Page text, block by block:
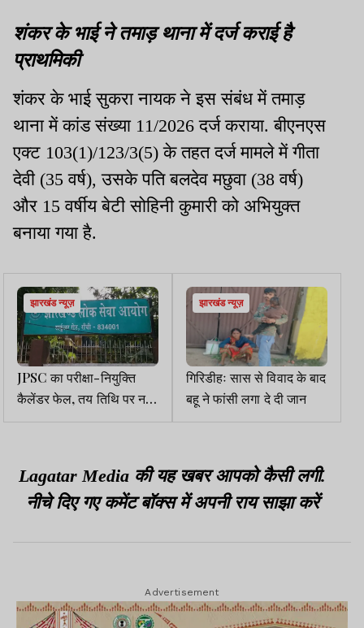
शंकर के भाई ने तमाड़ थाना में दर्ज कराई है
प्राथमिकी
शंकर के भाई सुकरा नायक ने इस संबंध में तमाड़
थाना में कांड संख्या 11/2026 दर्ज कराया. बीएनएस
एक्ट 103(1)/123/3(5) के तहत दर्ज मामले में गीता
देवी (35 वर्ष), उसके पति बलदेव मछुवा (38 वर्ष)
और 15 वर्षीय बेटी सोहिनी कुमारी को अभियुक्त
बनाया गया है.
झारखंड न्यूज़
JPSC का परीक्षा-नियुक्ति
कैलेंडर फेल, तय तिथि पर नहीं
हो रही प्रक्रिया
झारखंड न्यूज़
गिरिडीहः सास से विवाद के बाद
बहू ने फांसी लगा दे दी जान
Lagatar Media की यह खबर आपको कैसी लगी.
नीचे दिए गए कमेंट बॉक्स में अपनी राय साझा करें
Advertisement